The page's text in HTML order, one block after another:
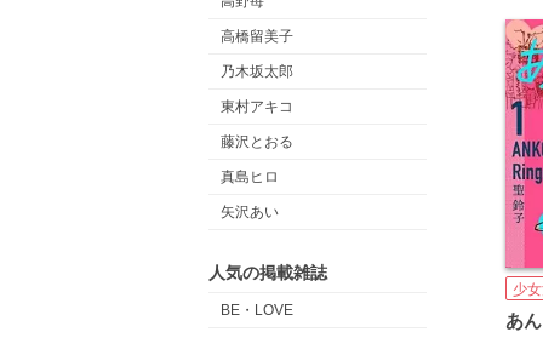
高橋留美子
乃木坂太郎
東村アキコ
藤沢とおる
真島ヒロ
矢沢あい
人気の掲載雑誌
BE・LOVE
少
あ